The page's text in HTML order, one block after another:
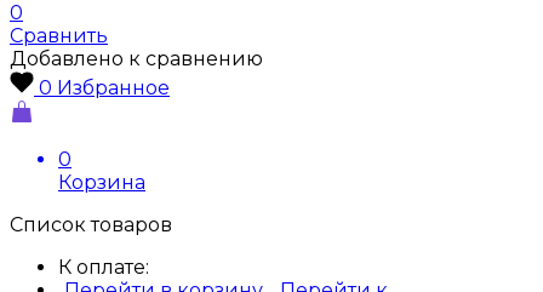
0
Сравнить
Добавлено к сравнению
0 Избранное
0
Корзина
Список товаров
К оплате: